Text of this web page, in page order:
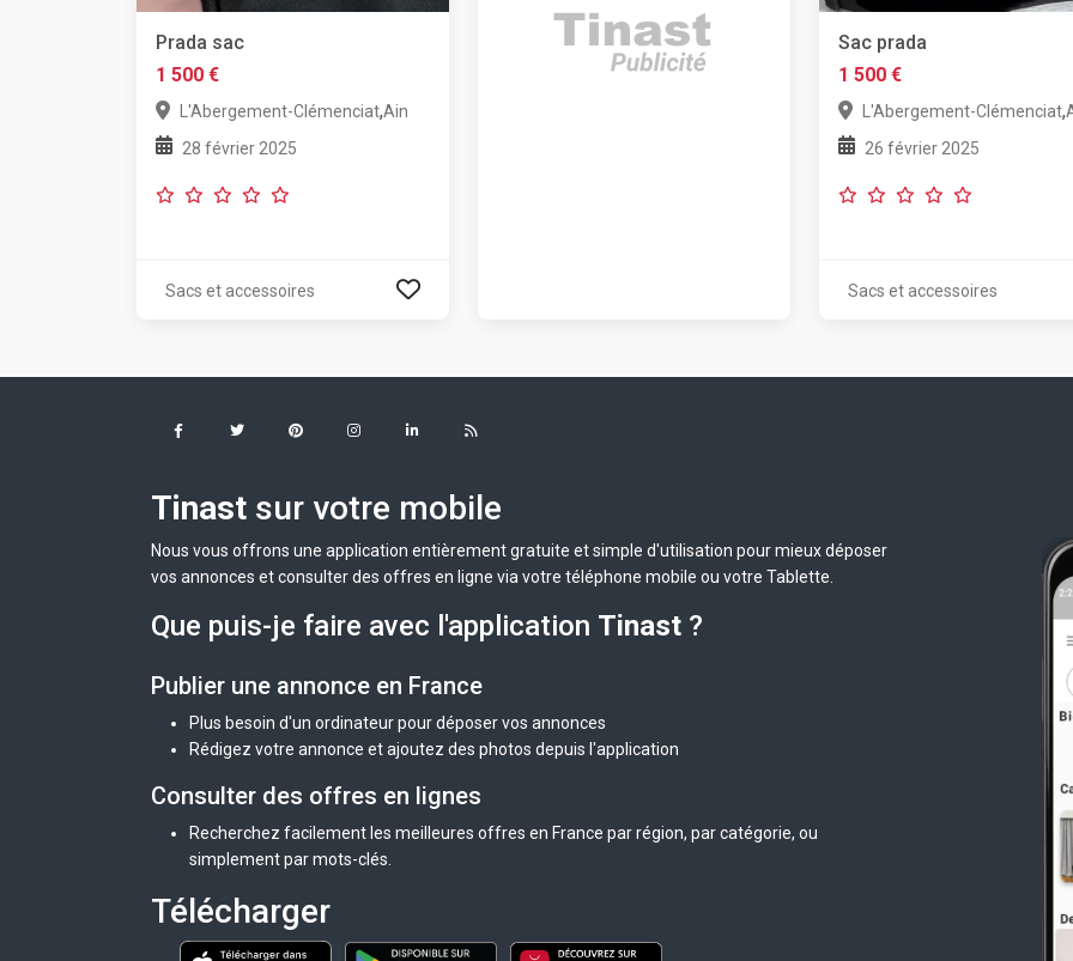
Prada sac
1 500 €
L'Abergement-Clémenciat,Ain
28 février 2025
Sacs et accessoires
Sac prada
1 500 €
L'Abergement-Clémenciat,
26 février 2025
Sacs et accessoires
Tinast sur votre mobile
Nous vous offrons une application entièrement gratuite et simple d'utilisation pour mieux déposer
vos annonces et consulter des offres en ligne via votre téléphone mobile ou votre Tablette.
Que puis-je faire avec l'application Tinast ?
Publier une annonce en France
Plus besoin d'un ordinateur pour déposer vos annonces
Rédigez votre annonce et ajoutez des photos depuis l'application
Consulter des offres en lignes
Recherchez facilement les meilleures offres en France par région, par catégorie, ou
simplement par mots-clés.
Télécharger